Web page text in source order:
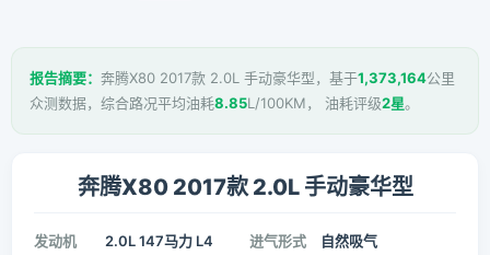
报告摘要： 奔腾X80 2017款 2.0L 手动豪华型，基于1,373,164公里
众测数据，综合路况平均油耗8.85L/100KM， 油耗评级2星。
奔腾X80 2017款 2.0L 手动豪华型
发动机 2.0L 147马力 L4 进气形式 自然吸气